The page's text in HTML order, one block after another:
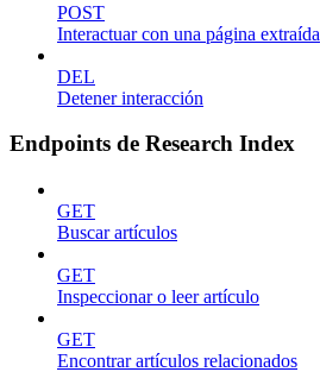
POST
Interactuar con una página extraída
DEL
Detener interacción
Endpoints de Research Index
GET
Buscar artículos
GET
Inspeccionar o leer artículo
GET
Encontrar artículos relacionados